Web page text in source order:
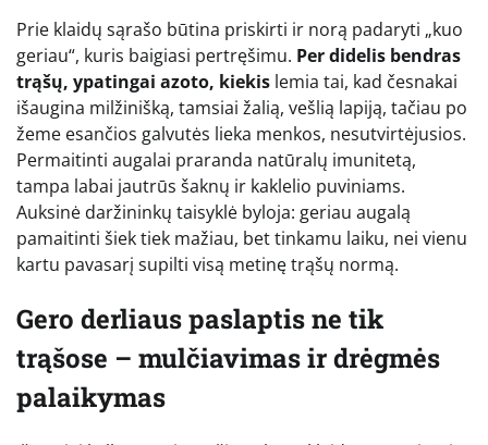
Prie klaidų sąrašo būtina priskirti ir norą padaryti „kuo
geriau“, kuris baigiasi pertręšimu. Per didelis bendras
trąšų, ypatingai azoto, kiekis lemia tai, kad česnakai
išaugina milžinišką, tamsiai žalią, vešlią lapiją, tačiau po
žeme esančios galvutės lieka menkos, nesutvirtėjusios.
Permaitinti augalai praranda natūralų imunitetą,
tampa labai jautrūs šaknų ir kaklelio puviniams.
Auksinė daržininkų taisyklė byloja: geriau augalą
pamaitinti šiek tiek mažiau, bet tinkamu laiku, nei vienu
kartu pavasarį supilti visą metinę trąšų normą.
Gero derliaus paslaptis ne tik
trąšose – mulčiavimas ir drėgmės
palaikymas